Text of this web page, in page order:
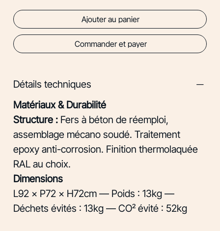
Ajouter au panier
Commander et payer
Détails techniques
Matériaux & Durabilité
Structure :Fers à béton de réemploi,
assemblage mécano soudé. Traitement
epoxy anti-corrosion. Finition thermolaquée
RAL au choix.
Dimensions
L92 × P72 × H72cm — Poids : 13kg —
Déchets évités : 13kg — CO² évité : 52kg